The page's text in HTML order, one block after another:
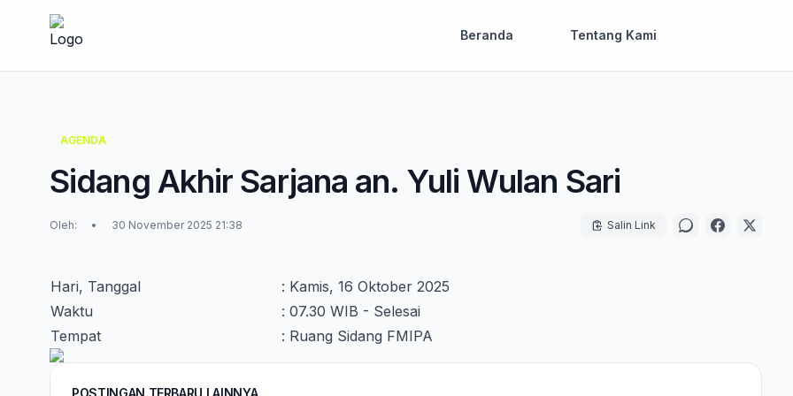
Beranda Tentang Kami
AGENDA
Sidang Akhir Sarjana an. Yuli Wulan Sari
Oleh: • 30 November 2025 21:38 Salin Link
Hari, Tanggal
: Kamis, 16 Oktober 2025
Waktu
: 07.30 WIB - Selesai
Tempat
: Ruang Sidang FMIPA
POSTINGAN TERBARU LAINNYA